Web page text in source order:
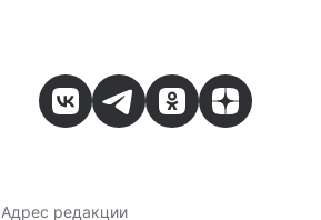
Адрес редакции